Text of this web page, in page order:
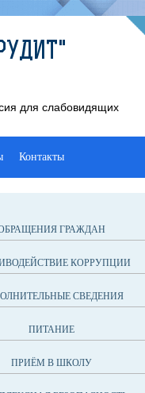
ГРАЖДАН
КОРРУПЦИИ
СВЕДЕНИЯ
ПИТАНИЕ
ПРИЁМ В ШКОЛУ
для слабовидящих
Контакты